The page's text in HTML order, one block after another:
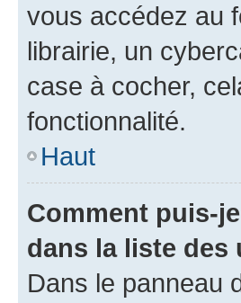
vous accédez au
librairie, un
case à cocher,
fonctionnalité.
Haut
Comment puis-
dans la liste des
Dans le panneau